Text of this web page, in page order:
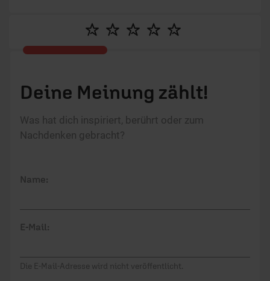
Deine Meinung zählt!
Was hat dich inspiriert, berührt oder zum
Nachdenken gebracht?
Name:
E-Mail:
Die E-Mail-Adresse wird nicht veröffentlicht.